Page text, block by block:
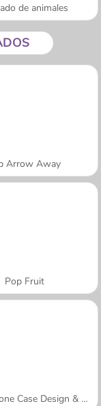
de animales
Arrow Away
Pop Fruit
Mobile Phone Case Design & DIY